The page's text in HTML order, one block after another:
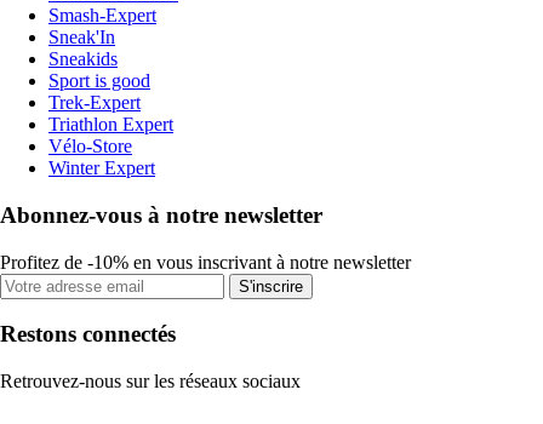
Smash-Expert
Sneak'In
Sneakids
Sport is good
Trek-Expert
Triathlon Expert
Vélo-Store
Winter Expert
Abonnez-vous à notre newsletter
Profitez de -10% en vous inscrivant à notre newsletter
S'inscrire
Restons connectés
Retrouvez-nous sur les réseaux sociaux